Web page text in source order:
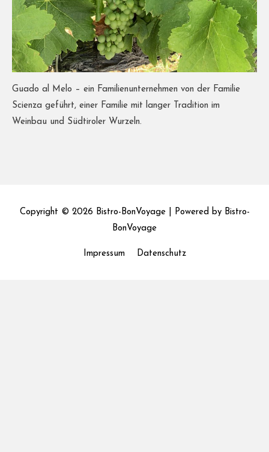
Guado al Melo – ein Familienunternehmen von der Familie
Scienza geführt, einer Familie mit langer Tradition im
Weinbau und Südtiroler Wurzeln.
Copyright © 2026 Bistro-BonVoyage| Powered by Bistro-
BonVoyage
Impressum Datenschutz